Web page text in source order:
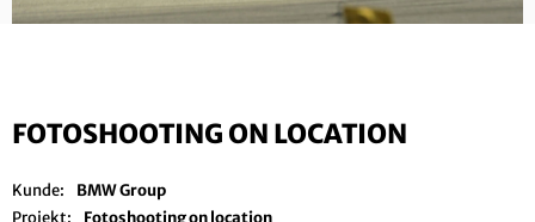
FOTOSHOOTING ON LOCATION
Kunde:
BMW Group
Projekt:
Fotoshooting on location